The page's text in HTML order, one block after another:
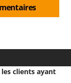
clients ayant